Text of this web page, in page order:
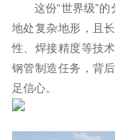
这份“世界级”
地处复杂地形，且
性、焊接精度等技
钢管制造任务，背
足信心。